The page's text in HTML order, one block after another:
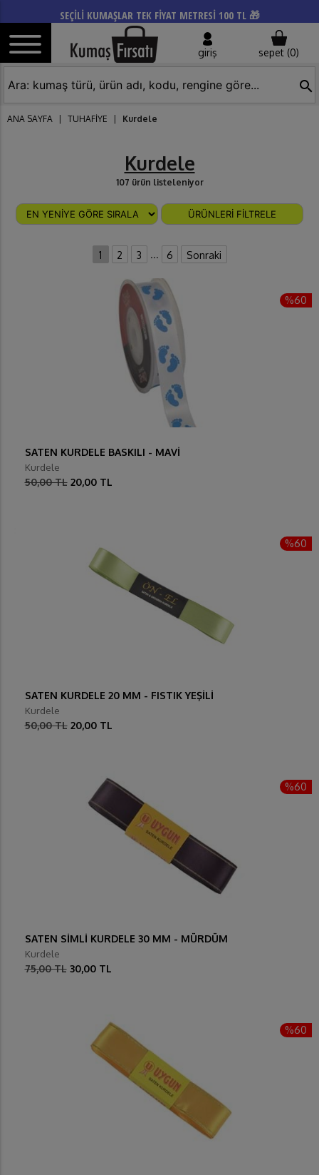
SEÇİLİ KUMAŞLAR TEK FİYAT METRESİ 100 TL 🎁
giriş sepet (0)
search
ANA SAYFA TUHAFİYE Kurdele
Kurdele
107 ürün listeleniyor
ÜRÜNLERİ FİLTRELE
1 2 3 ... 6 Sonraki
%60
SATEN KURDELE BASKILI - MAVİ
Kurdele
50,00 TL 20,00 TL
%60
SATEN KURDELE 20 MM - FISTIK YEŞİLİ
Kurdele
50,00 TL 20,00 TL
%60
SATEN SİMLİ KURDELE 30 MM - MÜRDÜM
Kurdele
75,00 TL 30,00 TL
%60